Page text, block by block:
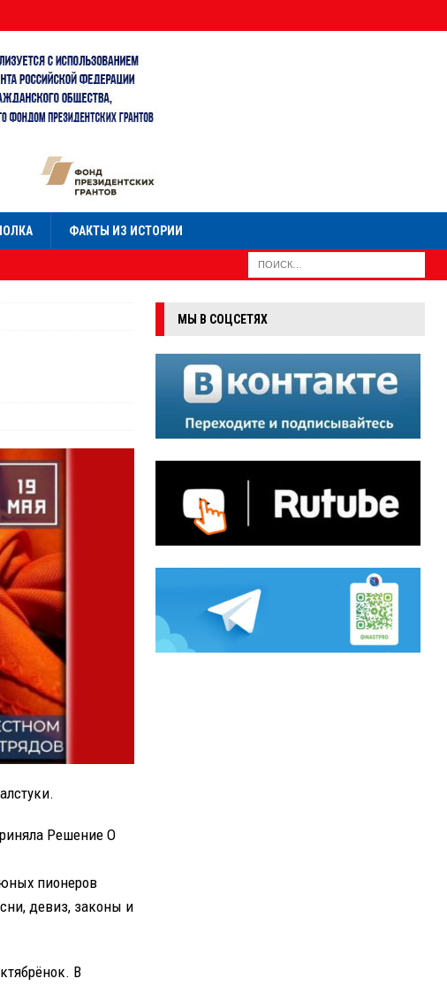
ФАКТЫ ИЗ ИСТОРИИ
Решение О
пионеров
девиз, законы и
В
МЫ В СОЦСЕТЯХ